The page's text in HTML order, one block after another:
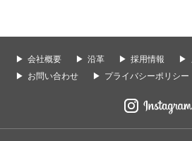
会社概要 沿革 採用情報
お問い合わせ
プライバシーポリシー